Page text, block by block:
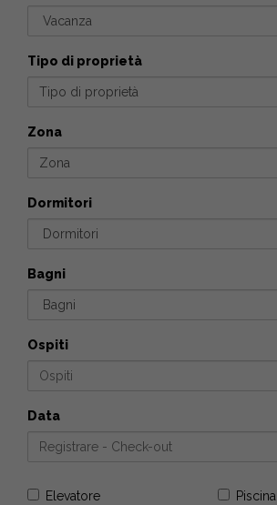
Tipo di proprietà
Tipo di proprietà
Zona
Zona
Dormitori
Bagni
Ospiti
Data
Elevatore Piscina